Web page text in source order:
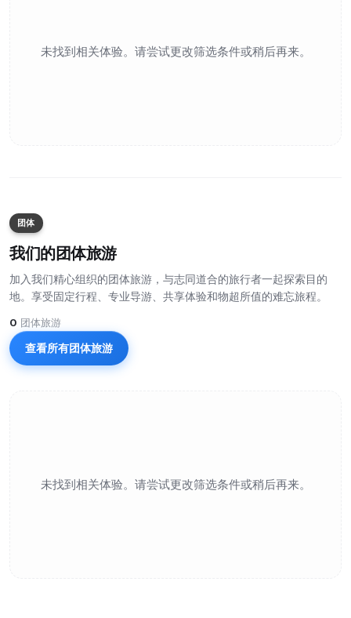
未找到相关体验。请尝试更改筛选条件或稍后再来。
团体
我们的团体旅游
加入我们精心组织的团体旅游，与志同道合的旅行者一起探索目的
地。享受固定行程、专业导游、共享体验和物超所值的难忘旅程。
0 团体旅游
查看所有团体旅游
未找到相关体验。请尝试更改筛选条件或稍后再来。